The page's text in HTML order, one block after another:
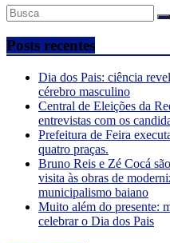
Posts recentes
Dia dos Pais: ciência
cérebro masculino
Central de Eleições da
entrevistas com os
Prefeitura de Feira
quatro praças.
Bruno Reis e Zé Cocá
visita às obras de
municipalismo baiano
Muito além do presente:
celebrar o Dia dos Pais